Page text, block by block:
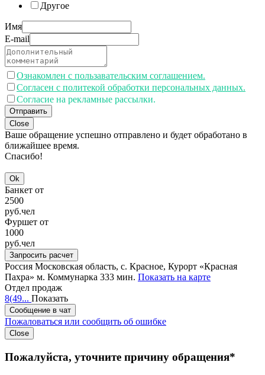
Другое
Имя
E-mail
Ознакомлен с пользавательским соглашением.
Согласен с политекой обработки персональных данных.
Согласие на рекламные рассылки.
Отправить
Close
Ваше обращение успешно отправлено и будет обработано в
ближайшее время.
Спасибо!
Ok
Банкет от
2500
руб.чел
Фуршет от
1000
руб.чел
Запросить расчет
Россия Московская область, с. Красное, Курорт «Красная
Пахра» м. Коммунарка 333 мин. Показать на карте
Отдел продаж
8(49... Показать
Сообщение в чат
Пожаловаться или сообщить об ошибке
Close
Пожалуйста, уточните причину обращения*